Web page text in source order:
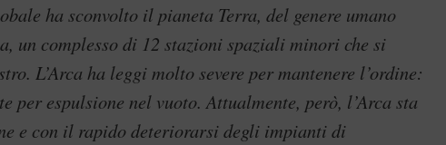
ha sconvolto il pianeta Terra, del genere umano
un complesso di 12 stazioni spaziali minori che si
L’Arca ha leggi molto severe per mantenere l’ordine:
per espulsione nel vuoto. Attualmente, però, l’Arca sta
e con il rapido deteriorarsi degli impianti di